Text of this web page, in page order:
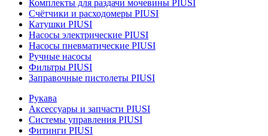
Комплекты для раздачи мочевины PIUSI
Счётчики и расходомеры PIUSI
Катушки PIUSI
Насосы электрические PIUSI
Насосы пневматические PIUSI
Ручные насосы
Фильтры PIUSI
Заправочные пистолеты PIUSI
Рукава
Аксессуары и запчасти PIUSI
Системы управления PIUSI
Фитинги PIUSI